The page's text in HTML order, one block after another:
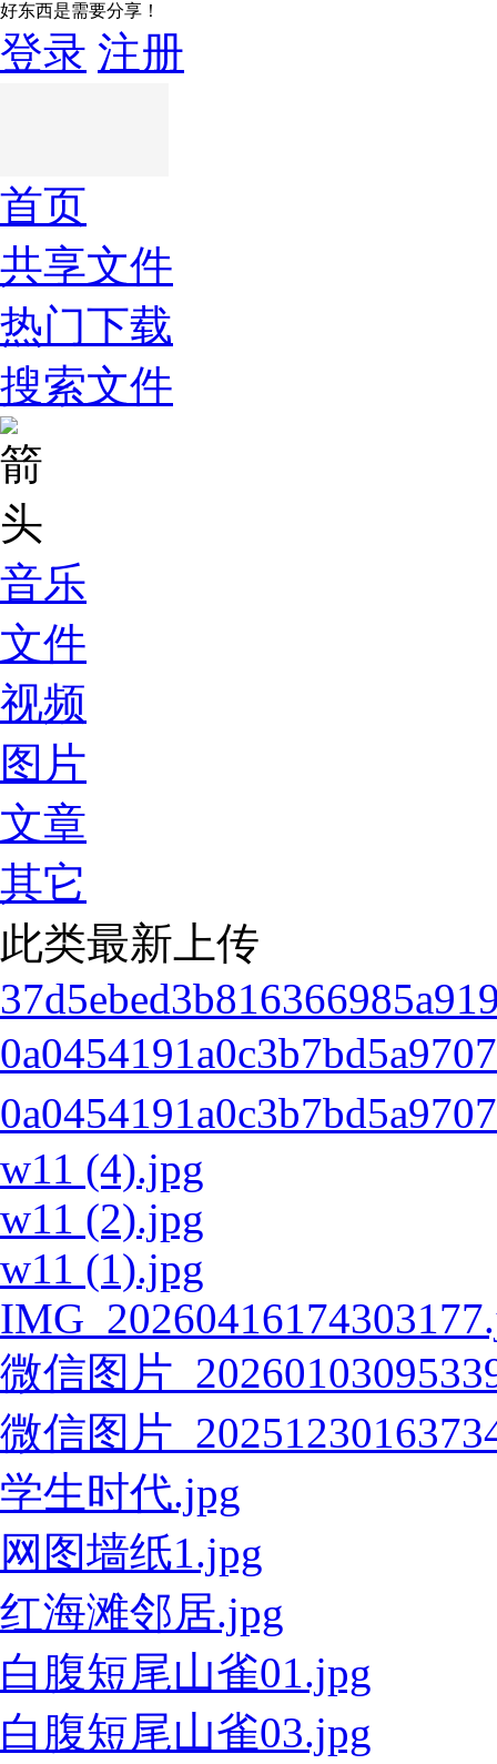
好东西是需要分享！
登录 注册
首页
共享文件
热门下载
搜索文件
音乐
文件
视频
图片
文章
其它
此类最新上传
w11 (4).jpg
w11 (2).jpg
w11 (1).jpg
微信图片
微信图片
学生时代.jpg
网图墙纸1.jpg
红海滩邻居.jpg
白腹短尾山雀01.jpg
白腹短尾山雀03.jpg